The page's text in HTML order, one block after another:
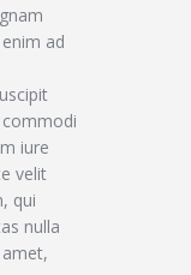
ad
iure
velit
qui
nulla